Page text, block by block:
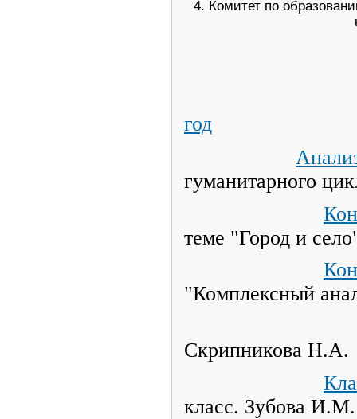
4. Комитет по
год
гуманитарного
теме "Город и
"Комплексный
Скрипникова Н.А.
класс.